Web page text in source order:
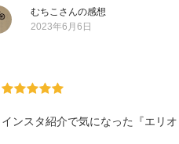
て有る事を感じない時すら多い
でも、本作のように電気の存在が
一方で面白いのは憎むべき電気へ
アレクは電気を「魔法の力」と表
むちこ さんの感想
2023年6月6日
インスタ紹介で気になった『エリオ